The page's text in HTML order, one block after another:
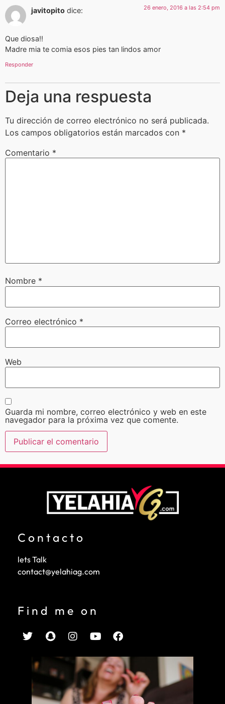
javitopito dice: 26 enero, 2016 a las 2:54 pm
Que diosa!!
Madre mia te comia esos pies tan lindos amor
Responder
Deja una respuesta
Tu dirección de correo electrónico no será publicada.
Los campos obligatorios están marcados con *
Comentario *
Nombre *
Correo electrónico *
Web
Guarda mi nombre, correo electrónico y web en este
navegador para la próxima vez que comente.
Contacto
lets Talk
contact@yelahiag.com
Find me on